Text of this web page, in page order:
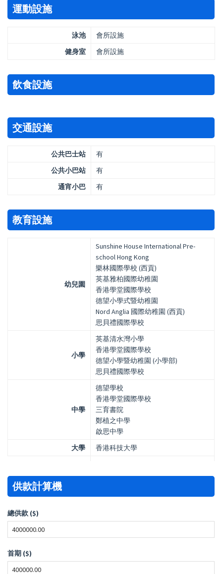
運動設施
泳池
會所設施
健身室
會所設施
飲食設施
交通設施
公共巴士站
有
公共小巴站
有
通宵小巴
有
教育設施
幼兒園
Sunshine House International Pre-
school Hong Kong
樂林國際學校 (西貢)
英基雅柏國際幼稚園
香港學堂國際學校
德望小學式暨幼稚園
Nord Anglia 國際幼稚園 (西貢)
思貝禮國際學校
小學
英基清水灣小學
香港學堂國際學校
德望小學暨幼稚園 (小學部)
思貝禮國際學校
中學
德望學校
香港學堂國際學校
三育書院
鄭植之中學
啟思中學
大學
香港科技大學
供款計算機
總供款 ($)
首期 ($)